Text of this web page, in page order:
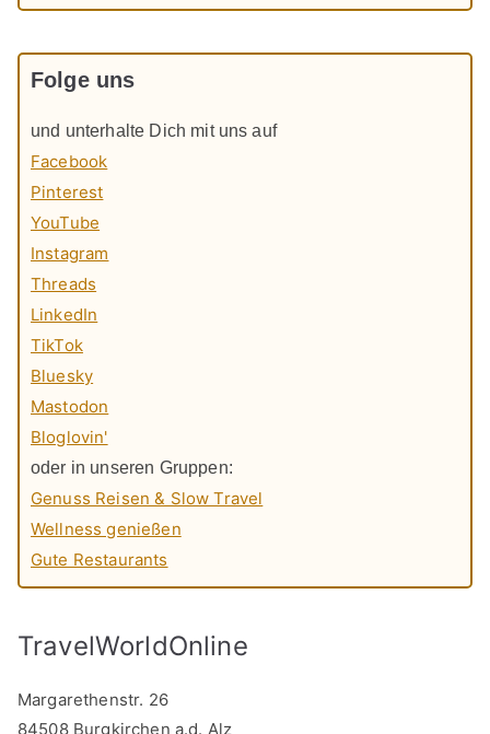
Folge uns
und unterhalte Dich mit uns auf
Facebook
Pinterest
YouTube
Instagram
Threads
LinkedIn
TikTok
Bluesky
Mastodon
Bloglovin'
oder in unseren Gruppen:
Genuss Reisen & Slow Travel
Wellness genießen
Gute Restaurants
TravelWorldOnline
Margarethenstr. 26
84508 Burgkirchen a.d. Alz